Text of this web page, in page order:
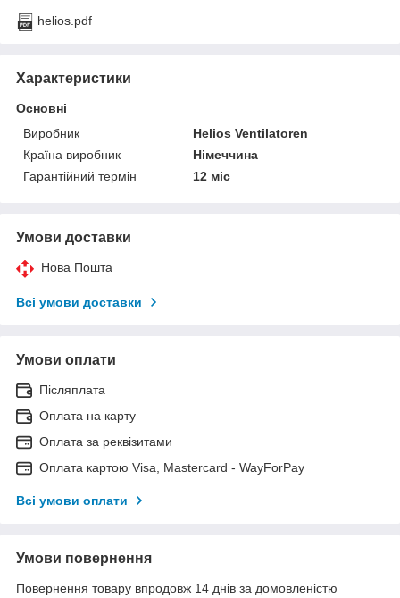
helios.pdf
Характеристики
Основні
Виробник
Helios Ventilatoren
Країна виробник
Німеччина
Гарантійний термін
12 міс
Умови доставки
Нова Пошта
Всі умови доставки
Умови оплати
Післяплата
Оплата на карту
Оплата за реквізитами
Оплата картою Visa, Mastercard - WayForPay
Всі умови оплати
Умови повернення
Повернення товару впродовж 14 днів за домовленістю